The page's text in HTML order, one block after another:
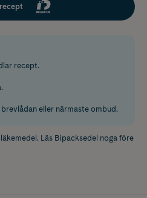
recept.
eller närmaste ombud.
Läs Bipacksedel noga före